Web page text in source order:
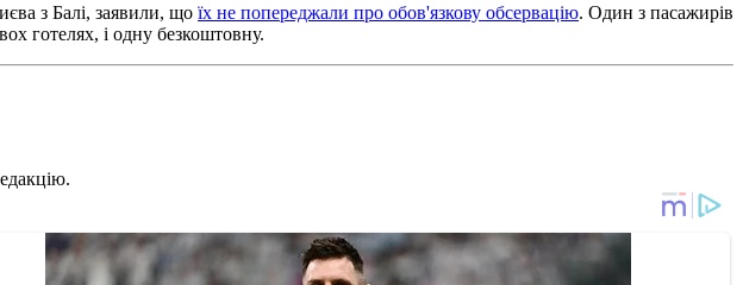
з Балі, заявили, що їх не попереджали про обов'язкову обсервацію. Один з пасажирів
готелях, і одну безкоштовну.